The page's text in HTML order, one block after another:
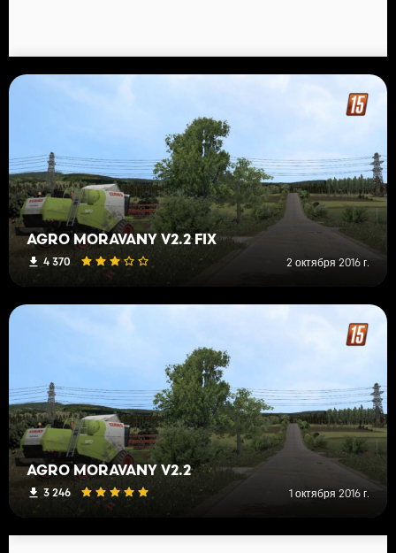
AGRO MORAVANY V2.2 FIX
4 370 2 октября 2016 г.
AGRO MORAVANY V2.2
3 246 1 октября 2016 г.